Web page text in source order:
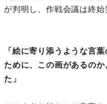
が判明し、作戦会議は終始
「絵に寄り添うような言
ために、この画があるの
た」